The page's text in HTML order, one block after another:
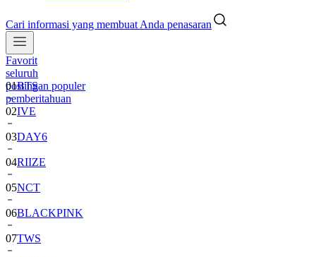
Cari informasi yang membuat Anda penasaran
Favorit
seluruh
postingan populer
pemberitahuan
01BTS
02IVE
03DAY6
04RIIZE
05NCT
06BLACKPINK
07TWS